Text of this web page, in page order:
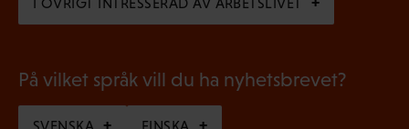
k
)
I ÖVRIGT INTRESSERAD AV ARBETSLIVET
På vilket språk vill du ha nyhetsbrevet?